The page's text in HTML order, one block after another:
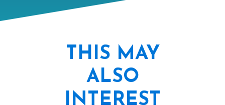
THIS MAY
ALSO
INTEREST